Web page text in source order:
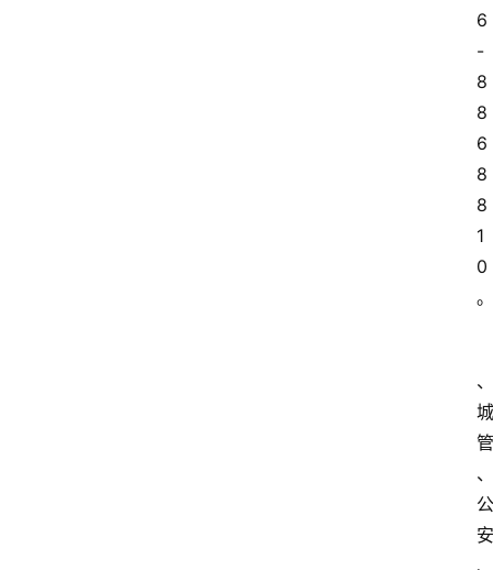
6
-
8
8
6
8
8
1
0
。
、
城
管
、
公
安
、